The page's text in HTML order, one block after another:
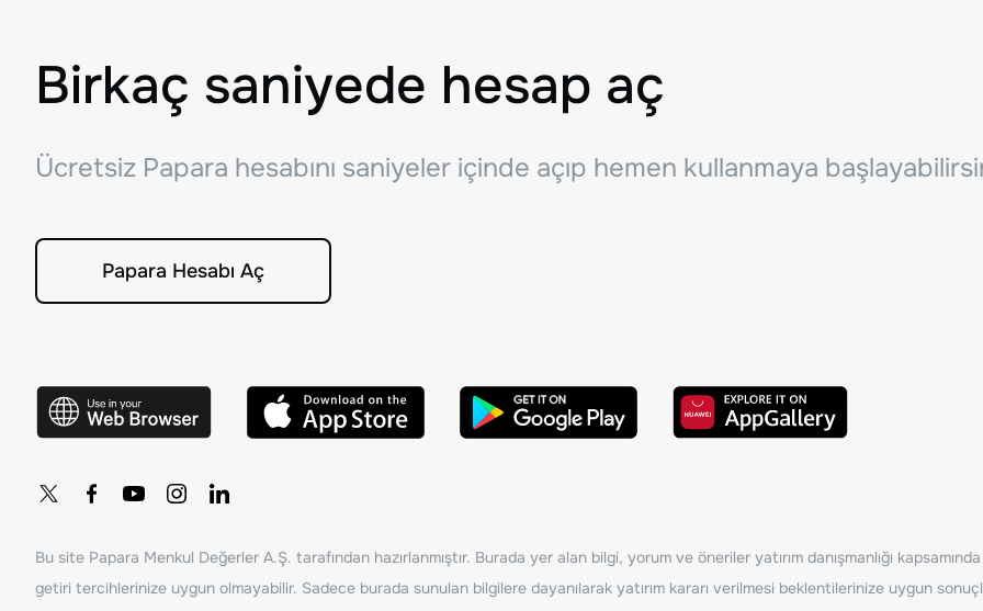
Birkaç saniyede hesap aç
Ücretsiz Papara hesabını saniyeler içinde açıp hemen kullanmaya
Papara Hesabı Aç
Bu site Papara Menkul Değerler A.Ş. tarafından hazırlanmıştır. Burada yer alan bilgi, yorum ve öneriler yatırım danışmanlığı
getiri tercihlerinize uygun olmayabilir. Sadece burada sunulan bilgilere dayanılarak yatırım kararı verilmesi beklentilerinize uygun